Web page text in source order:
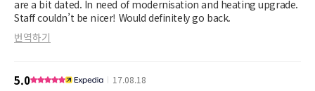
are a bit dated. In need of modernisation and heating upgrade.
Staff couldn’t be nicer! Would definitely go back.
번역하기
5.0 17.08.18